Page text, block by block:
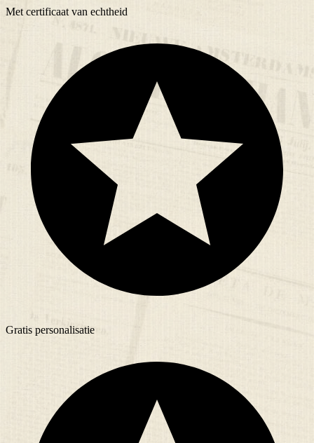
Met certificaat van echtheid
Gratis personalisatie